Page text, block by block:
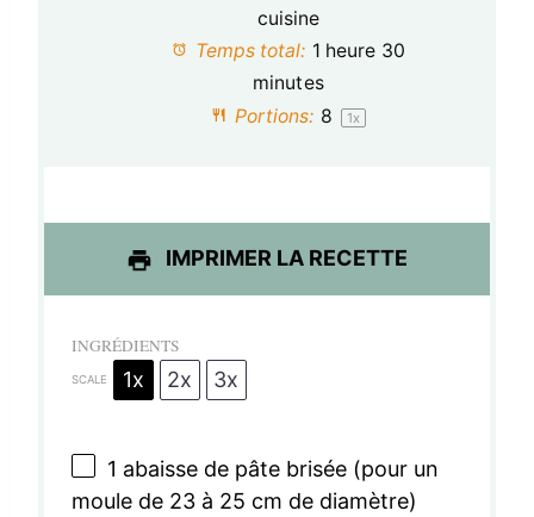
i
l
i
l
o
i
l
i
l
i
cuisine
Temps total: 1 heure 30
minutes
Portions: 8 1x
IMPRIMER LA RECETTE
INGRÉDIENTS
SCALE 1x 2x 3x
1 abaisse de pâte brisée (pour un
moule de 23à 25 cm de diamètre)